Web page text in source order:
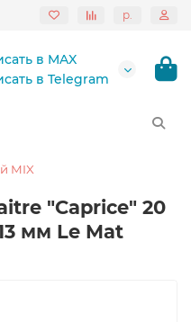
р.
в MAX
в Telegram
MIX
"Caprice" 20
мм Le Mat